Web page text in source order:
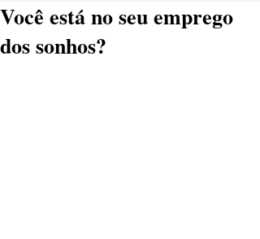
Você está no seu emprego
dos sonhos?